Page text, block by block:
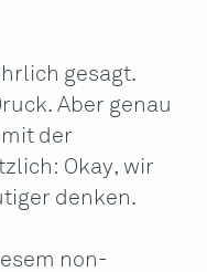
gesagt.
Aber genau
der
Okay, wir
denken.
non-